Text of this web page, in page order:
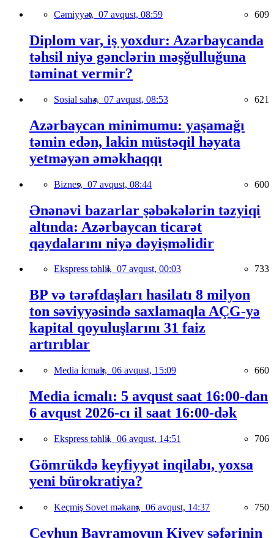
Cəmiyyət, 07 avqust, 08:59 609
Diplom var, iş yoxdur: Azərbaycanda
təhsil niyə gənclərin məşğulluğuna
təminat vermir?
Sosial sahə, 07 avqust, 08:53 621
Azərbaycan minimumu: yaşamağı
təmin edən, lakin müstəqil həyata
yetməyən əməkhaqqı
Biznes, 07 avqust, 08:44 600
Ənənəvi bazarlar şəbəkələrin təzyiqi
altında: Azərbaycan ticarət
qaydalarını niyə dəyişməlidir
Ekspress təhlil, 07 avqust, 00:03 733
BP və tərəfdaşları hasilatı 8 milyon
ton səviyyəsində saxlamaqla AÇG-yə
kapital qoyuluşlarını 31 faiz
artırıblar
Media İcmalı, 06 avqust, 15:09 660
Media icmalı: 5 avqust saat 16:00-dan
6 avqust 2026-cı il saat 16:00-dək
Ekspress təhlil, 06 avqust, 14:51 706
Gömrükdə keyfiyyət inqilabı, yoxsa
yeni bürokratiya?
Keçmiş Sovet məkanı, 06 avqust, 14:37 750
Ceyhun Bayramovun Kiyev səfərinin